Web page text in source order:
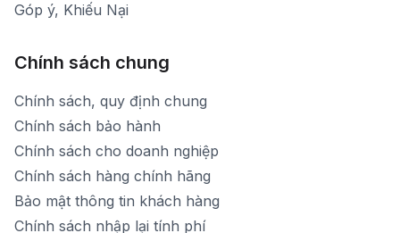
Góp ý, Khiếu Nại
Chính sách chung
Chính sách, quy định chung
Chính sách bảo hành
Chính sách cho doanh nghiệp
Chính sách hàng chính hãng
Bảo mật thông tin khách hàng
Chính sách nhập lại tính phí